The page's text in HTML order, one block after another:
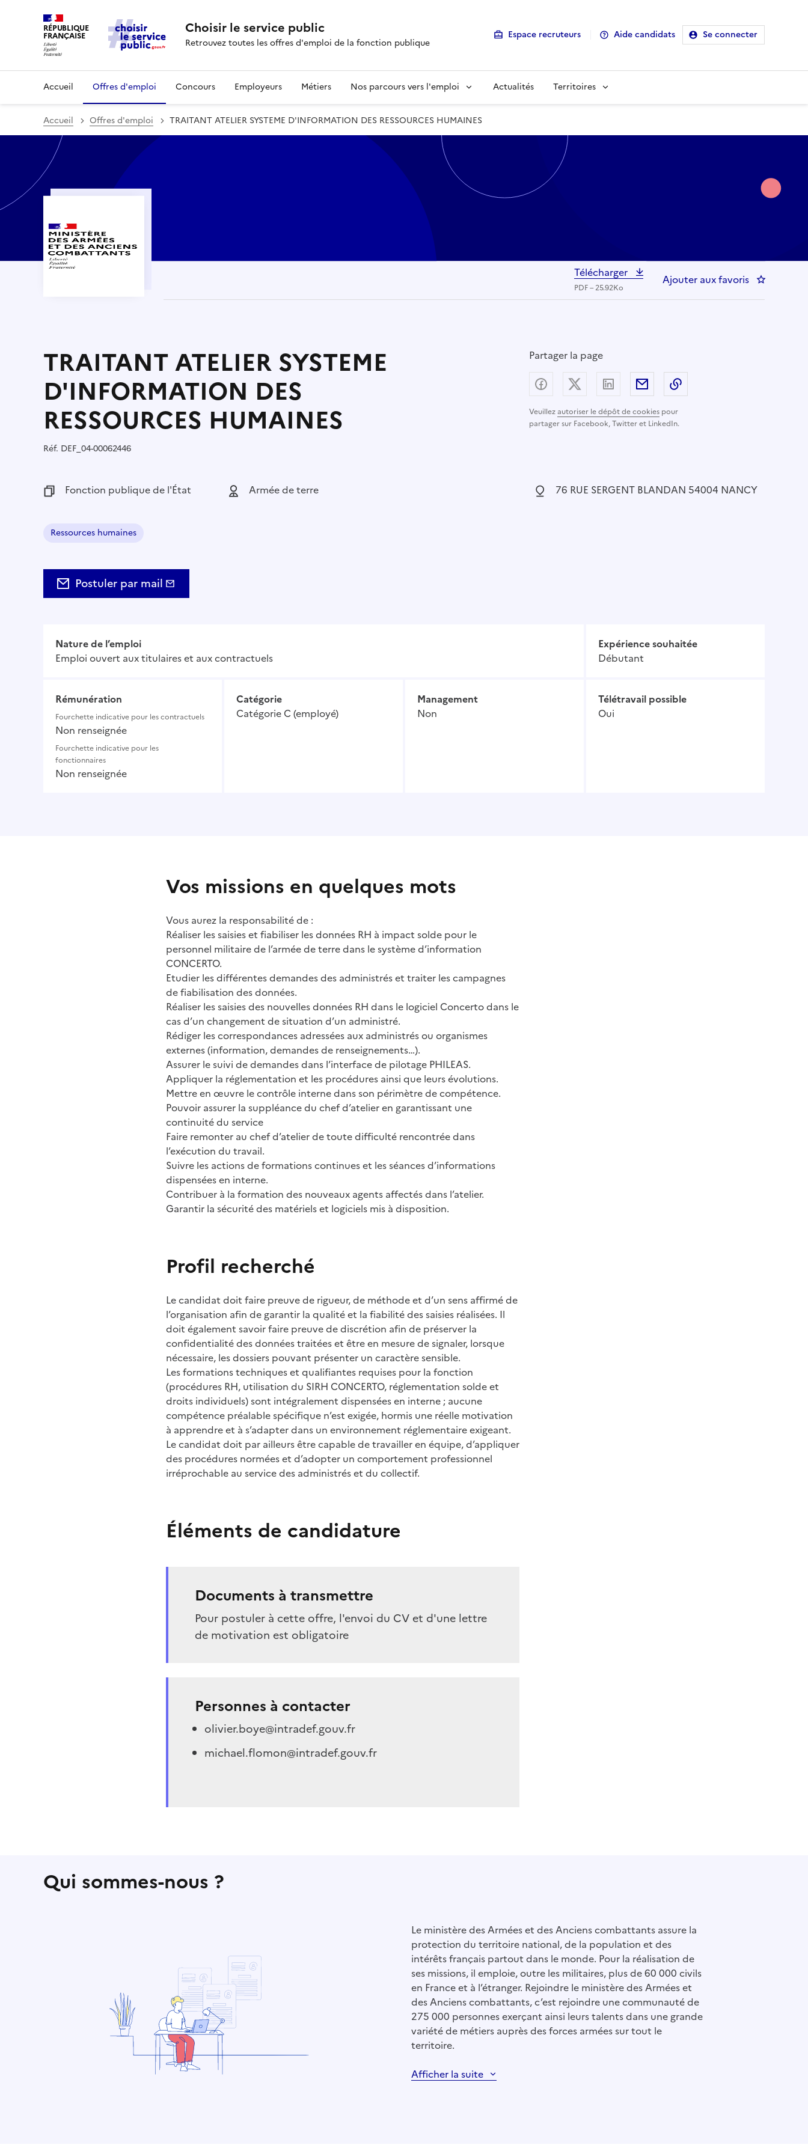
RÉPUBLIQUE
FRANÇAISE Choisir le service public
Retrouvez toutes les offres d'emploi de la fonction publique
Espace recruteurs Aide candidats Se connecter
Accueil Offres d'emploi Concours Employeurs Métiers Nos parcours vers l'emploi Actualités Territoires
Accueil Offres d'emploi TRAITANT ATELIER SYSTEME D'INFORMATION DES RESSOURCES HUMAINES
Télécharger
PDF – 25.92Ko
Ajouter aux favoris :
TRAITANT ATELIER SYSTEME
D'INFORMATION DES
RESSOURCES HUMAINES
Partager la page
Veuillezautoriser le dépôt de cookies pour
partager sur Facebook, Twitter et LinkedIn.
Partager sur Facebook
Partager sur X (anciennement Twitter) -
Partager sur LinkedIn
Partager par email
Réf. Référence :
DEF_04-00062446
Fonction publique :
Fonction publique de l'État Employeur :
Armée de terre Localisation :
76 RUE SERGENT BLANDAN 54004 NANCY
Ressources humaines
Postuler par mail
Nature de l’emploi
Emploi ouvert aux titulaires et aux contractuels
Expérience souhaitée
Débutant
Rémunération
Fourchette indicative pour les contractuels
Non renseignée
Fourchette indicative pour les
fonctionnaires
Non renseignée
Catégorie
Catégorie C (employé)
Management
Non
Télétravail possible
Oui
Vos missions en quelques mots
Vous aurez la responsabilité de :
Réaliser les saisies et fiabiliser les données RH à impact solde pour le
personnel militaire de l’armée de terre dans le système d’information
CONCERTO.
Etudier les différentes demandes des administrés et traiter les campagnes
de fiabilisation des données.
Réaliser les saisies des nouvelles données RH dans le logiciel Concerto dans le
cas d’un changement de situation d’un administré.
Rédiger les correspondances adressées aux administrés ou organismes
externes (information, demandes de renseignements…).
Assurer le suivi de demandes dans l’interface de pilotage PHILEAS.
Appliquer la réglementation et les procédures ainsi que leurs évolutions.
Mettre en œuvre le contrôle interne dans son périmètre de compétence.
Pouvoir assurer la suppléance du chef d’atelier en garantissant une
continuité du service
Faire remonter au chef d’atelier de toute difficulté rencontrée dans
l’exécution du travail.
Suivre les actions de formations continues et les séances d’informations
dispensées en interne.
Contribuer à la formation des nouveaux agents affectés dans l’atelier.
Garantir la sécurité des matériels et logiciels mis à disposition.
Profil recherché
Le candidat doit faire preuve de rigueur, de méthode et d’un sens affirmé de
l’organisation afin de garantir la qualité et la fiabilité des saisies réalisées. Il
doit également savoir faire preuve de discrétion afin de préserver la
confidentialité des données traitées et être en mesure de signaler, lorsque
nécessaire, les dossiers pouvant présenter un caractère sensible.
Les formations techniques et qualifiantes requises pour la fonction
(procédures RH, utilisation du SIRH CONCERTO, réglementation solde et
droits individuels) sont intégralement dispensées en interne ; aucune
compétence préalable spécifique n’est exigée, hormis une réelle motivation
à apprendre et à s’adapter dans un environnement réglementaire exigeant.
Le candidat doit par ailleurs être capable de travailler en équipe, d’appliquer
des procédures normées et d’adopter un comportement professionnel
irréprochable au service des administrés et du collectif.
Éléments de candidature
Documents à transmettre
Pour postuler à cette offre, l'envoi du CV et d'une lettre
de motivation est obligatoire
Personnes à contacter
olivier.boye@intradef.gouv.fr
michael.flomon@intradef.gouv.fr
Qui sommes-nous ?
Le ministère des Armées et des Anciens combattants assure la
protection du territoire national, de la population et des
intérêts français partout dans le monde. Pour la réalisation de
ses missions, il emploie, outre les militaires, plus de 60 000 civils
en France et à l’étranger. Rejoindre le ministère des Armées et
des Anciens combattants, c’est rejoindre une communauté de
275 000 personnes exerçant ainsi leurs talents dans une grande
variété de métiers auprès des forces armées sur tout le
territoire.
Afficher la suite